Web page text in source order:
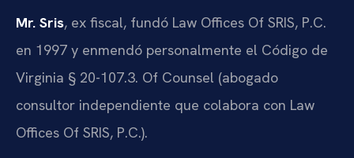
Mr. Sris, ex fiscal, fundó Law Offices Of SRIS, P.C.
en 1997 y enmendó personalmente el Código de
Virginia § 20-107.3. Of Counsel (abogado
consultor independiente que colabora con Law
Offices Of SRIS, P.C.).